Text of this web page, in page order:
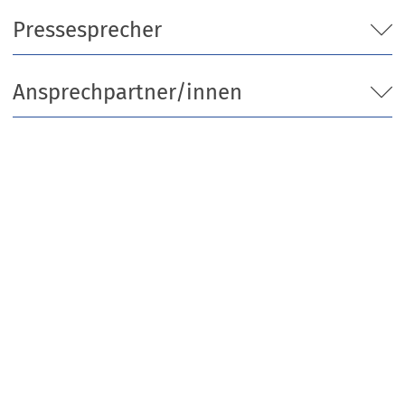
Pressesprecher
Ansprechpartner/innen